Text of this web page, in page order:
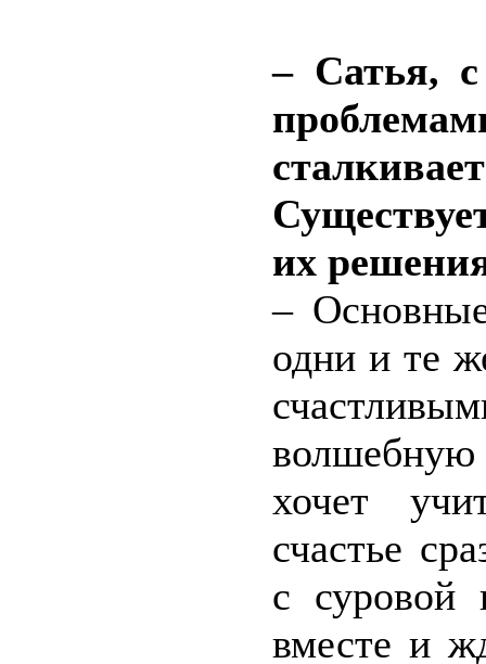
– Сатья,
их
–
одни и те
волшебную
хочет
счастье
с суровой
вместе и